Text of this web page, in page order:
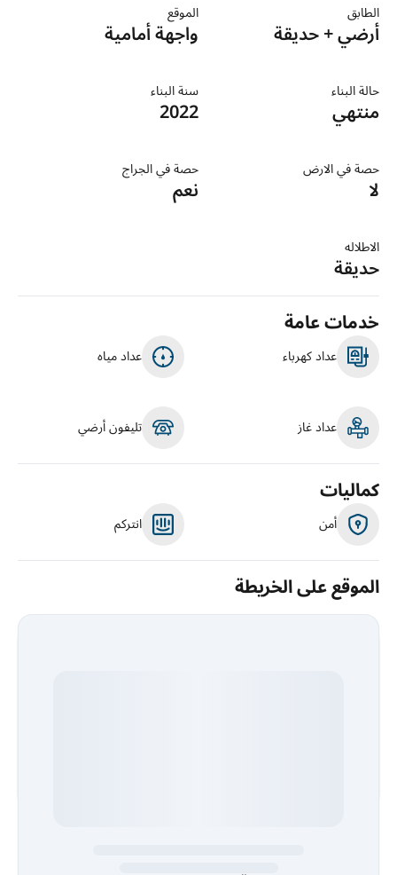
الطابق
أرضي + حديقة
الموقع
واجهة أمامية
حالة البناء
منتهي
سنة البناء
2022
حصة في الارض
لا
حصة في الجراج
نعم
الاطلاله
حديقة
خدمات عامة
عداد كهرباء عداد مياه
عداد غاز تليفون أرضي
كماليات
أمن انتركم
الموقع على الخريطة